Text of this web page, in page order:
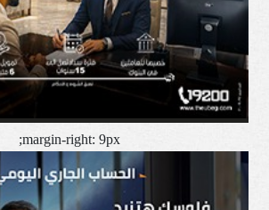
margin-right: 9px;